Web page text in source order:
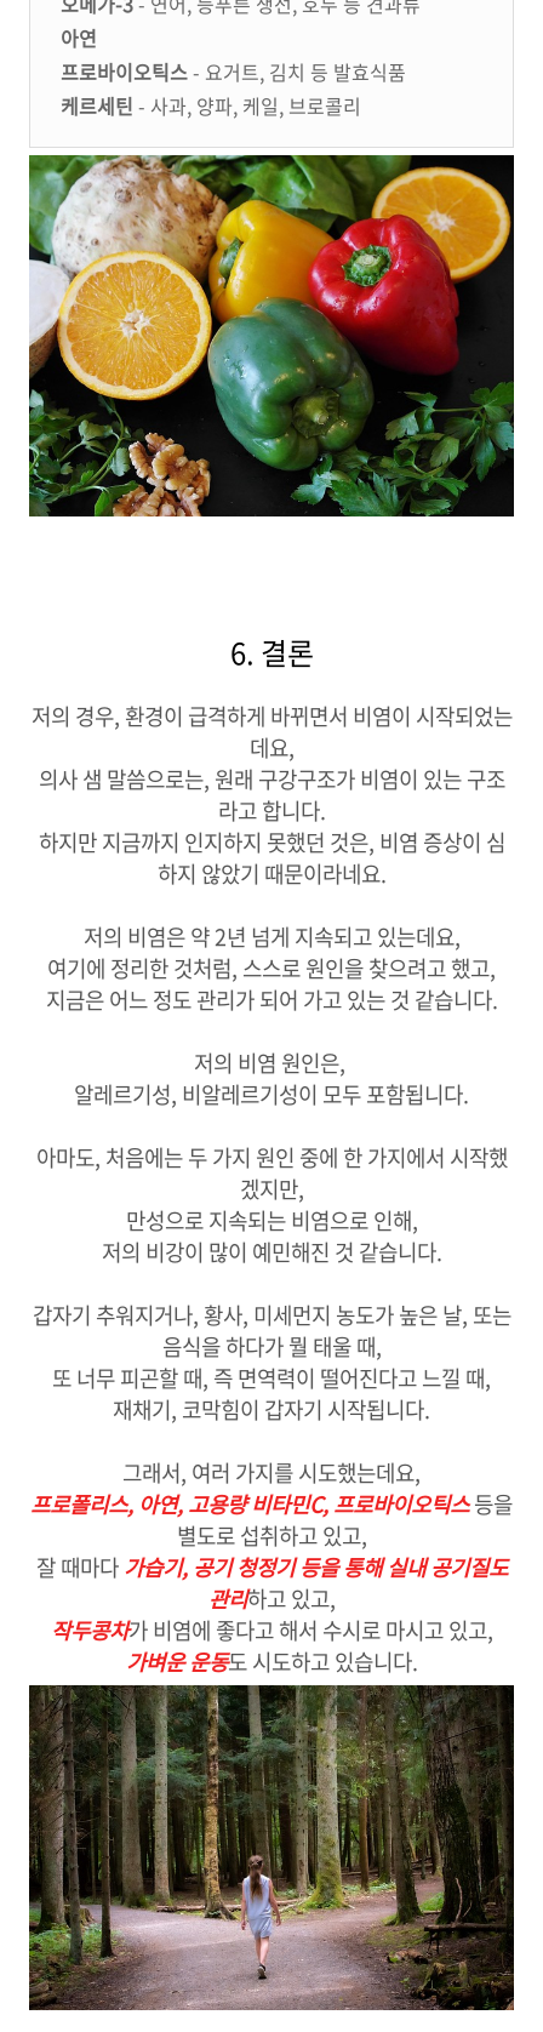
아연
프로바이오틱스- 요거트, 김치 등 발효식품
케르세틴 - 사과, 양파, 케일, 브로콜리
6. 결론
저의 경우, 환경이 급격하게 바뀌면서 비염이 시작되었는
데요,
의사 샘 말씀으로는, 원래 구강구조가 비염이 있는 구조
라고 합니다.
하지만 지금까지 인지하지 못했던 것은, 비염 증상이 심
하지 않았기 때문이라네요.
저의 비염은 약 2년 넘게 지속되고 있는데요,
여기에 정리한 것처럼, 스스로 원인을 찾으려고 했고,
지금은 어느 정도 관리가 되어 가고 있는 것 같습니다.
저의 비염 원인은,
알레르기성, 비알레르기성이 모두 포함됩니다.
아마도, 처음에는 두 가지 원인 중에 한 가지에서 시작했
겠지만,
만성으로 지속되는 비염으로 인해,
저의 비강이 많이 예민해진 것 같습니다.
갑자기 추워지거나, 황사, 미세먼지 농도가 높은 날, 또는
음식을 하다가 뭘 태울 때,
또 너무 피곤할 때, 즉 면역력이 떨어진다고 느낄 때,
재채기, 코막힘이 갑자기 시작됩니다.
그래서, 여러 가지를 시도했는데요,
프로폴리스, 아연, 고용량 비타민C, 프로바이오틱스등을
별도로 섭취하고 있고,
잘 때마다가습기, 공기 청정기 등을 통해 실내 공기질도
관리하고 있고,
작두콩차가 비염에 좋다고 해서 수시로 마시고 있고,
가벼운 운동도 시도하고 있습니다.